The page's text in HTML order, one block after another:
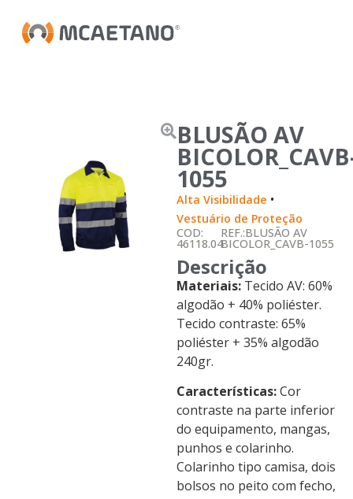
BLUSÃO AV
1055
Alta Visibilidade •
Vestuário de Proteção
COD:
46118.04
REF.:BLUSÃO AV
BICOLOR_CAVB-1055
Descrição
Materiais: Tecido AV: 60%
algodão + 40% poliéster.
Tecido contraste: 65%
poliéster + 35% algodão
240gr.
Características:Cor
contraste na parte inferior
do equipamento, mangas,
punhos e colarinho.
Colarinho tipo camisa, dois
bolsos no peito com fecho,